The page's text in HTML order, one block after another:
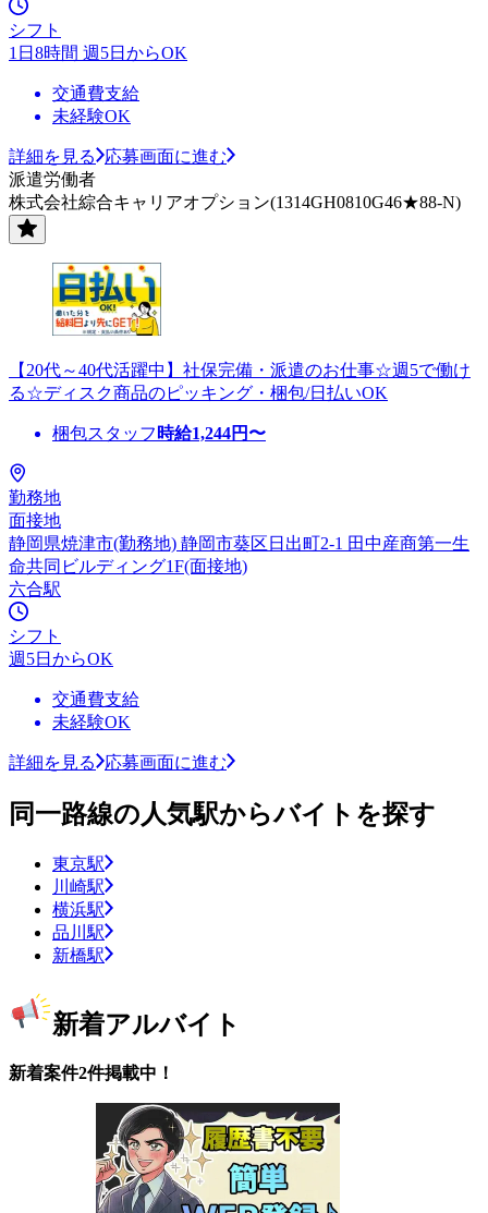
シフト
1日8時間 週5日からOK
交通費支給
未経験OK
詳細を見る
応募画面に進む
派遣労働者
株式会社綜合キャリアオプション(1314GH0810G46★88-N)
【20代～40代活躍中】社保完備・派遣のお仕事☆週5で働け
る☆ディスク商品のピッキング・梱包/日払いOK
梱包スタッフ 時給1,244円〜
勤務地
面接地
静岡県焼津市(勤務地) 静岡市葵区日出町2-1 田中産商第一生
命共同ビルディング1F(面接地)
六合駅
シフト
週5日からOK
交通費支給
未経験OK
詳細を見る 応募画面に進む
同一路線の人気駅からバイトを探す
東京駅
川崎駅
横浜駅
品川駅
新橋駅
新着アルバイト
新着案件2件掲載中！